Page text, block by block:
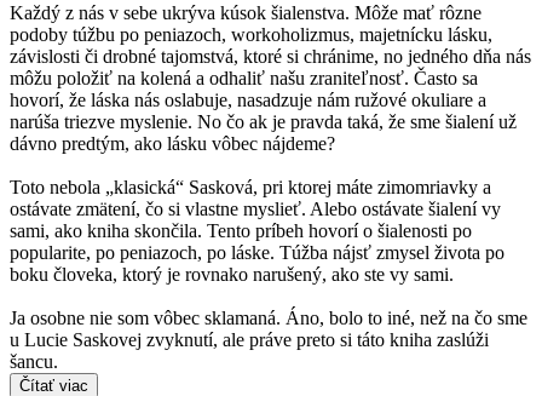
Každý z nás v sebe ukrýva kúsok šialenstva. Môže mať rôzne
podoby túžbu po peniazoch, workoholizmus, majetnícku lásku,
závislosti či drobné tajomstvá, ktoré si chránime, no jedného dňa nás
môžu položiť na kolená a odhaliť našu zraniteľnosť. Často sa
hovorí, že láska nás oslabuje, nasadzuje nám ružové okuliare a
narúša triezve myslenie. No čo ak je pravda taká, že sme šialení už
dávno predtým, ako lásku vôbec nájdeme?
Toto nebola „klasická“ Sasková, pri ktorej máte zimomriavky a
ostávate zmätení, čo si vlastne myslieť. Alebo ostávate šialení vy
sami, ako kniha skončila. Tento príbeh hovorí o šialenosti po
popularite, po peniazoch, po láske. Túžba nájsť zmysel života po
boku človeka, ktorý je rovnako narušený, ako ste vy sami.
Ja osobne nie som vôbec sklamaná. Áno, bolo to iné, než na čo sme
u Lucie Saskovej zvyknutí, ale práve preto si táto kniha zaslúži
šancu.
Čítať viac